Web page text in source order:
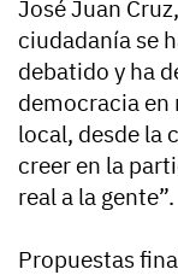
José Juan
ciudadanía se
debatido y ha
democracia en
local, desde la
creer en la
real a la gente”.
Propuestas